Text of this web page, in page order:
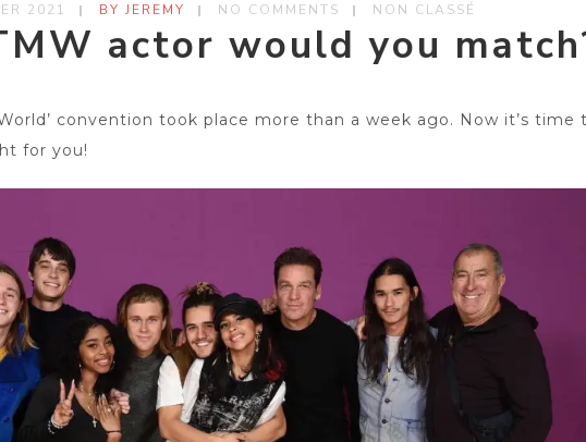
2021 BY JEREMY NO COMMENTS NON CLASSÉ
actor would you
convention took place more than a week ago. Now it’s time
for you!